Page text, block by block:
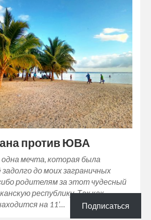
против ЮВА
мечта, которая была
до моих заграничных
родителям за этот чудесный
республику. Так как
на 11’…
Подписаться